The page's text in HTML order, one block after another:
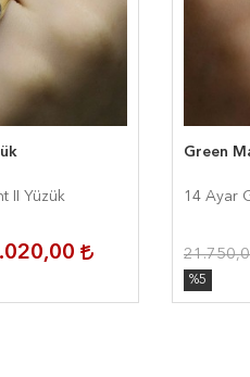
II Yüzük
Green
14 Ayar
%5